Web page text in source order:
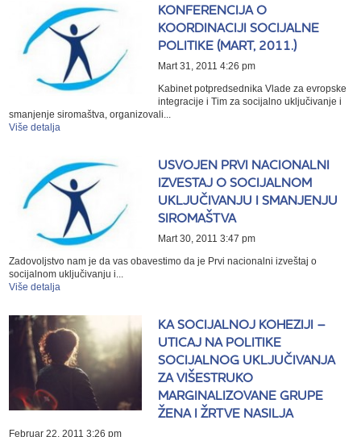
KONFERENCIJA O
KOORDINACIJI SOCIJALNE
POLITIKE (MART, 2011.)
Mart 31, 2011 4:26 pm
Kabinet potpredsednika Vlade za evropske
integracije i Tim za socijalno uključivanje i
smanjenje siromaštva, organizovali...
Više detalja
USVOJEN PRVI NACIONALNI
IZVESTAJ O SOCIJALNOM
UKLJUČIVANJU I SMANJENJU
SIROMAŠTVA
Mart 30, 2011 3:47 pm
Zadovoljstvo nam je da vas obavestimo da je Prvi nacionalni izveštaj o
socijalnom uključivanju i...
Više detalja
KA SOCIJALNOJ KOHEZIJI –
UTICAJ NA POLITIKE
SOCIJALNOG UKLJUČIVANJA
ZA VIŠESTRUKO
MARGINALIZOVANE GRUPE
ŽENA I ŽRTVE NASILJA
Februar 22, 2011 3:26 pm